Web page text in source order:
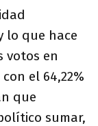
lo que hace
votos en
el 64,22%
que
sumar,